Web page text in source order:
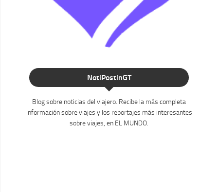
NotiPostinGT
Blog sobre noticias del viajero. Recibe la más completa
información sobre viajes y los reportajes más interesantes
sobre viajes, en EL MUNDO.